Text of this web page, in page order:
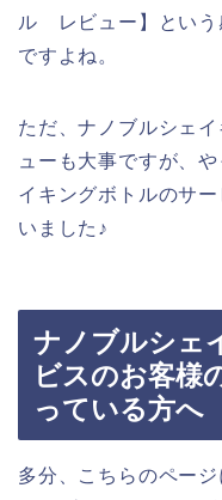
ル レビュー】という
ですよね。
ただ、ナノブルシェ
ューも大事ですが、
イキングボトルのサ
いました♪
ナノブルシェ
ビスのお客様
っている方へ
多分、こちらのペー